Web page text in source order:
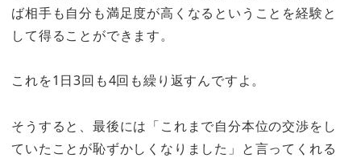
ば相手も自分も満足度が高くなるということを経験と
して得ることができます。
これを1日3回も4回も繰り返すんですよ。
そうすると、最後には「これまで自分本位の交渉をし
ていたことが恥ずかしくなりました」と言ってくれる